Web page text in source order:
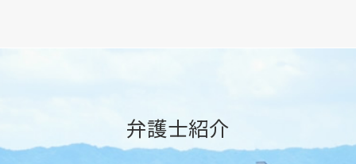
労働問題 非正規雇用
未払い残業代請求 裁判
退職金 未払い
相続調査 裁判所
遺言書 公正証書
限定承認とは
民事事件 刑事事件 違い
交通事故 弁護士
離婚問題 弁護士 メリット
吹田市 相続調査
吹田市 未払い残業代請求
弁護士紹介